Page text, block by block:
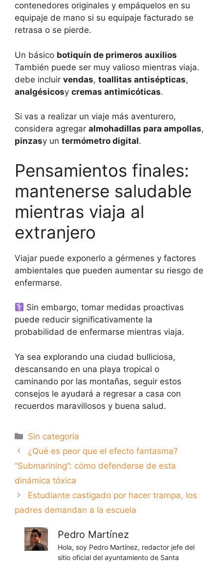
contenedores originales y empáquelos en su
equipaje de mano si su equipaje facturado se
retrasa o se pierde.
Un básico botiquín de primeros auxilios
También puede ser muy valioso mientras viaja.
debe incluir vendas, toallitas antisépticas,
analgésicosy cremas antimicóticas.
Si vas a realizar un viaje más aventurero,
considera agregar almohadillas para ampollas,
pinzasy un termómetro digital.
Pensamientos finales:
mantenerse saludable
mientras viaja al
extranjero
Viajar puede exponerlo a gérmenes y factores
ambientales que pueden aumentar su riesgo de
enfermarse.
Sin embargo, tomar medidas proactivas
puede reducir significativamente la
probabilidad de enfermarse mientras viaja.
Ya sea explorando una ciudad bulliciosa,
descansando en una playa tropical o
caminando por las montañas, seguir estos
consejos le ayudará a regresar a casa con
recuerdos maravillosos y buena salud.
Categorías
Sin categoría
¿Qué es peor que el efecto fantasma?
“Submarining”: cómo defenderse de esta
dinámica tóxica
Estudiante castigado por hacer trampa, los
padres demandan a la escuela
Pedro Martínez
Hola, soy Pedro Martínez, redactor jefe del
sitio oficial del ayuntamiento de Santa